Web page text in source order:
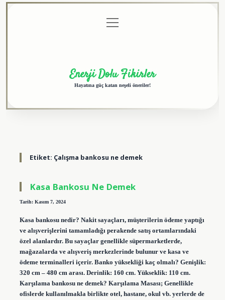
menüyü
aç
Enerji Dolu Fikirler
Hayatına güç katan neşeli öneriler!
Etiket: Çalışma bankosu ne demek
Kasa Bankosu Ne Demek
Tarih: Kasım 7, 2024
Kasa bankosu nedir? Nakit sayaçları, müşterilerin ödeme yaptığı
ve alışverişlerini tamamladığı perakende satış ortamlarındaki
özel alanlardır. Bu sayaçlar genellikle süpermarketlerde,
mağazalarda ve alışveriş merkezlerinde bulunur ve kasa ve
ödeme terminalleri içerir. Banko yüksekliği kaç olmalı? Genişlik:
320 cm – 480 cm arası. Derinlik: 160 cm. Yükseklik: 110 cm.
Karşılama bankosu ne demek? Karşılama Masası; Genellikle
ofislerde kullanılmakla birlikte otel, hastane, okul vb. yerlerde de